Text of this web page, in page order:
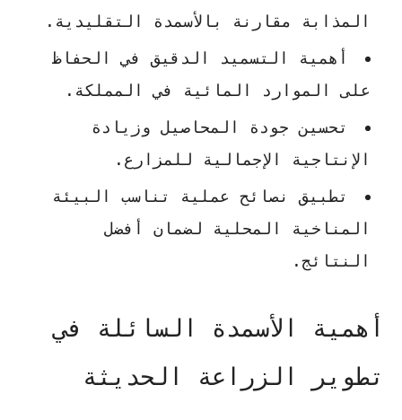
المذابة مقارنة بالأسمدة التقليدية.
أهمية التسميد الدقيق في الحفاظ
على الموارد المائية في المملكة.
تحسين جودة المحاصيل وزيادة
الإنتاجية الإجمالية للمزارع.
تطبيق نصائح عملية تناسب البيئة
المناخية المحلية لضمان أفضل
النتائج.
أهمية الأسمدة السائلة في
تطوير الزراعة الحديثة